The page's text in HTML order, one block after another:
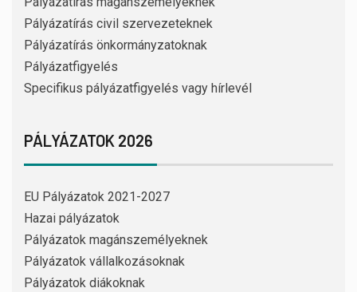
Pályázatírás civil szervezeteknek
Pályázatírás önkormányzatoknak
Pályázatfigyelés
Specifikus pályázatfigyelés vagy hírlevél
PÁLYÁZATOK 2026
EU Pályázatok 2021-2027
Hazai pályázatok
Pályázatok magánszemélyeknek
Pályázatok vállalkozásoknak
Pályázatok diákoknak